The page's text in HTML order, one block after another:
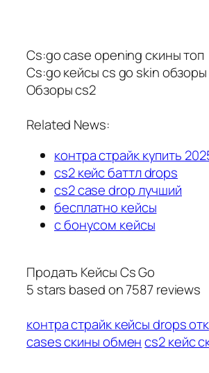
Cs:go case opening скины топ
Cs:go кейсы cs go skin обзоры
Обзоры cs2
Related News:
контра страйк купить
cs2 кейс баттл drops
cs2 case drop лучший
бесплатно кейсы
с бонусом кейсы
Продать Кейсы Cs Go
5 stars based on7587reviews
контра страйк кейсы drops
cases скины обмен cs2 кейс